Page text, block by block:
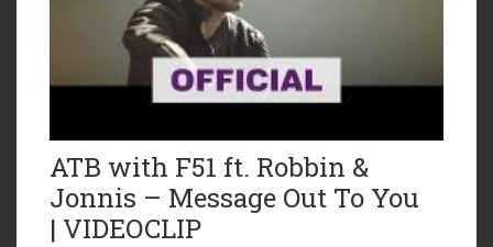
ATB with F51 ft. Robbin &
Jonnis – Message Out To You
| VIDEOCLIP